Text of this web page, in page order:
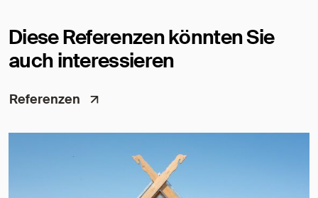
Diese Referenzen könnten Sie
auch interessieren
Referenzen